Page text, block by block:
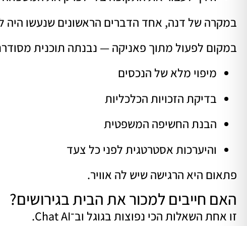
במקרה של דנה, אחד הדברים הראשונים שנעשו היה
במקום לפעול מתוך פאניקה — נבנתה תוכנית
מיפוי מלא של הנכסים
בדיקת הזכויות הכלכליות
הבנת החשיפה המשפטית
והיערכות אסטרטגית לפני כל צעד
פתאום היא הרגישה שיש לה אוויר.
האם חייבים למכור את הבית בגירושים?
זו אחת השאלות הכי נפוצות בגוגל וב־Chat AI.